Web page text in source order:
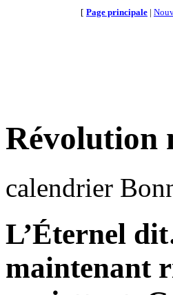
[ Page principale |
Révolution
calendrier
L’Éternel
maintenant